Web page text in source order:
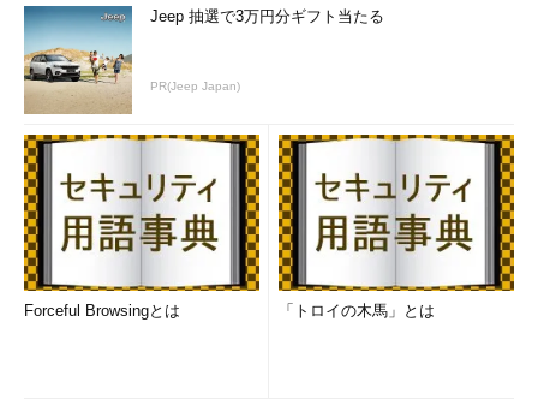
Jeep 抽選で3万円分ギフト当たる
PR(Jeep Japan)
Forceful Browsingとは 「トロイの木馬」とは